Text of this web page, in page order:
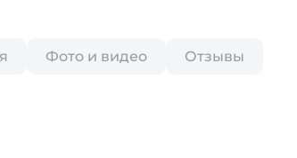
Фото и видео Отзывы